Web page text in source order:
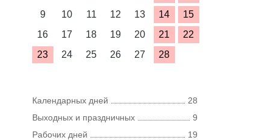
9
10 11 12 13 14
15
16
17 18 19 20 21
22
23
24 25 26 27 28
Календарных дней
28
Выходных и праздничных
9
Рабочих дней
19